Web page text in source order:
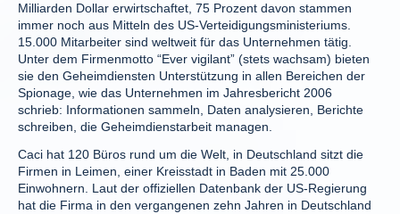
Milliarden Dollar erwirtschaftet, 75 Prozent davon stammen
immer noch aus Mitteln des US-Verteidigungsministeriums.
15.000 Mitarbeiter sind weltweit für das Unternehmen tätig.
Unter dem Firmenmotto “Ever vigilant” (stets wachsam) bieten
sie den Geheimdiensten Unterstützung in allen Bereichen der
Spionage, wie das Unternehmen im Jahresbericht 2006
schrieb: Informationen sammeln, Daten analysieren, Berichte
schreiben, die Geheimdienstarbeit managen.
Caci hat 120 Büros rund um die Welt, in Deutschland sitzt die
Firmen in Leimen, einer Kreisstadt in Baden mit 25.000
Einwohnern. Laut der offiziellen Datenbank der US-Regierung
hat die Firma in den vergangenen zehn Jahren in Deutschland